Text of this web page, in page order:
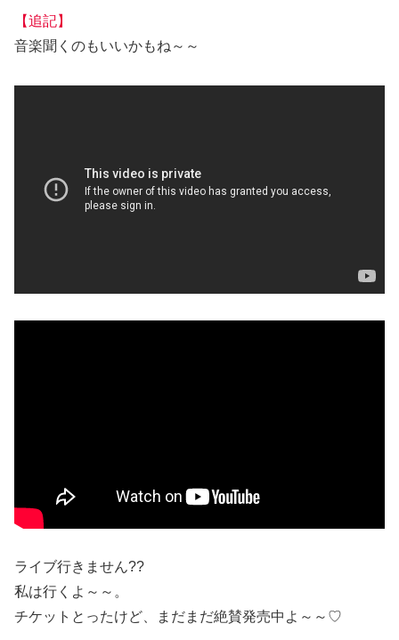
【追記】
音楽聞くのもいいかもね～～
ライブ行きません??
私は行くよ～～。
チケットとったけど、まだまだ絶賛発売中よ～～♡